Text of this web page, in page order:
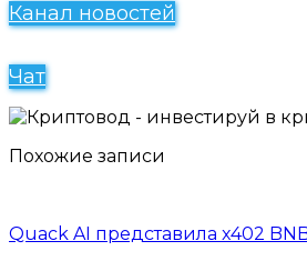
Канал новостей
Чат
Похожие записи
Quack AI представила x402